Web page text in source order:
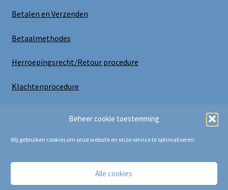
Beheer cookie toestemming
Wij gebruiken cookies om onze website en onze service te optimaliseren.
Alle cookies
Betalen en Verzenden
Betaalmethodes
Herroepingsrecht/Retour procedure
Klachtenprocedure
Copyright Bij Cora 2025